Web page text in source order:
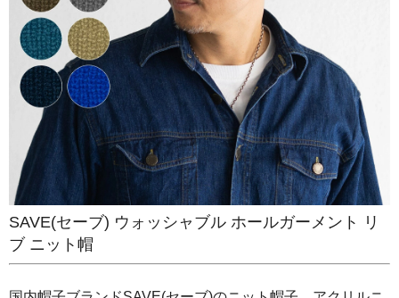
SAVE(セーブ) ウォッシャブル ホールガーメント リ
ブ ニット帽